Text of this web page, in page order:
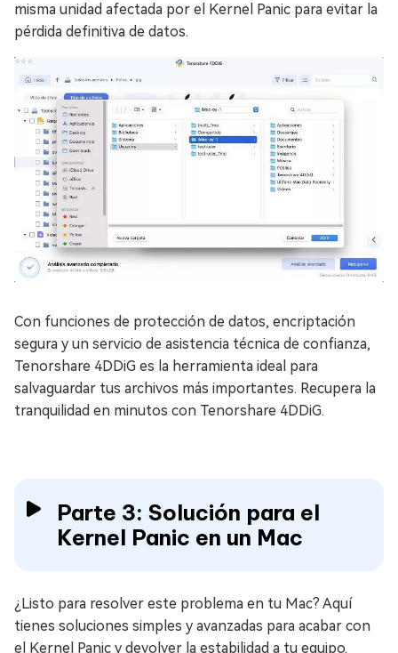
misma unidad afectada por el Kernel Panic para evitar la
pérdida definitiva de datos.
Con funciones de protección de datos, encriptación
segura y un servicio de asistencia técnica de confianza,
Tenorshare 4DDiG es la herramienta ideal para
salvaguardar tus archivos más importantes. Recupera la
tranquilidad en minutos con Tenorshare 4DDiG.
Parte 3: Solución para el
Kernel Panic en un Mac
¿Listo para resolver este problema en tu Mac? Aquí
tienes soluciones simples y avanzadas para acabar con
el Kernel Panic y devolver la estabilidad a tu equipo.